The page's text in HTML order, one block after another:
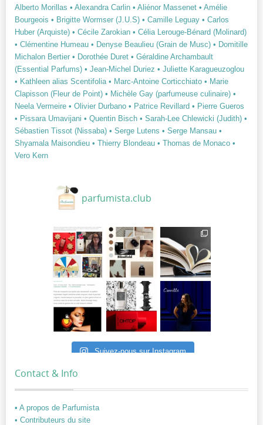
Alberto Morillas • Alexandra Carlin • Aliénor Massenet • Amélie
Bourgeois • Brigitte Wormser (J.U.S) • Camille Leguay • Carlos
Huber (Arquiste) • Cécile Zarokian • Célia Lerouge-Bénard (Molinard)
• Clémentine Humeau • Denyse Beaulieu (Grain de Musc) • Domitille
Michalon Bertier • Dorothée Duret • Géraldine Archambault
(Essential Parfums) • Jean-Michel Duriez • Juliette Karagueuzoglou
• Kathleen alias Scentifolia • Marc-Antoine Corticchiato • Marie
Clapisson (Fleur de Point) • Michèle Gay (parfumeuse culinaire) •
Neela Vermeire • Olivier Durbano • Patrice Revillard • Pierre Gueros
• Pissara Umavijani • Quentin Bisch • Sarah-Lee Chlewicki (Judith) •
Sébastien Tissot (Nissaba) • Serge Lutens • Serge Mansau •
Shyamala Maisondieu • Thierry Blondeau • Thomas de Monaco •
Vero Kern
parfumista.club
Suivez-nous sur Instagram
Contact & Info
• A propos de Parfumista
• Contributeurs du site